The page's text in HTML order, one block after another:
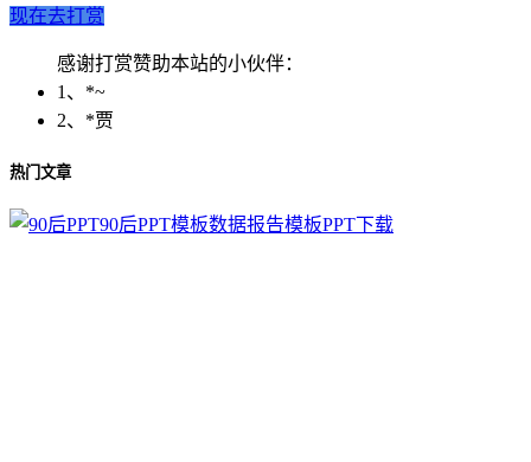
现在去打赏
感谢打赏赞助本站的小伙伴：
1、*~
2、*贾
热门文章